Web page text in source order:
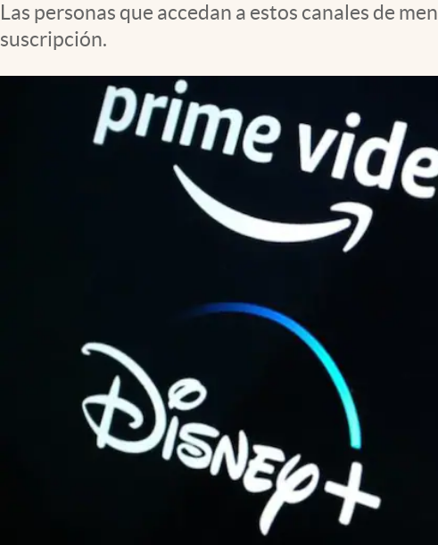
Las personas que accedan a estos canales de
suscripción.